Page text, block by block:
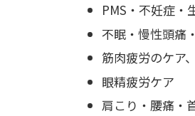
PMS・不妊症・
不眠・慢性頭痛
筋肉疲労のケア
眼精疲労ケア
肩こり・腰痛・